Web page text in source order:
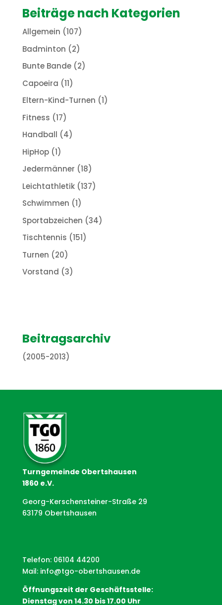
Beiträge nach Kategorien
Allgemein (107)
Badminton (2)
Bunte Bande(2)
Capoeira (11)
Eltern-Kind-Turnen (1)
Fitness (17)
Handball (4)
HipHop(1)
Jedermänner (18)
Leichtathletik(137)
Schwimmen (1)
Sportabzeichen (34)
Tischtennis (151)
Turnen (20)
Vorstand (3)
Beitragsarchiv
(2005-2013)
Turngemeinde Obertshausen
1860 e.V.
Georg-Kerschensteiner-Straße 29
63179 Obertshausen
Telefon: 06104 44200
Mail: info@tgo-obertshausen.de
Öffnungszeit der Geschäftsstelle:
Dienstag von 14.30 bis 17.00 Uhr